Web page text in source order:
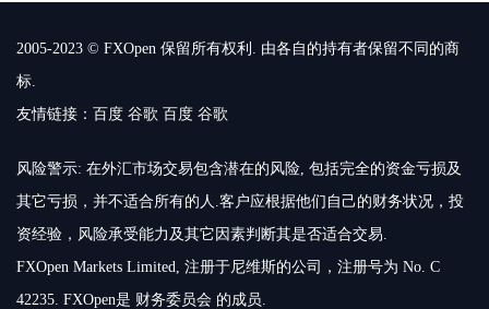
2005-2023 © FXOpen 保留所有权利. 由各自的持有者保留不同的商
标.
友情链接： 百度 谷歌 百度 谷歌
风险警示: 在外汇市场交易包含潜在的风险, 包括完全的资金亏损及
其它亏损，并不适合所有的人.客户应根据他们自己的财务状况，投
资经验，风险承受能力及其它因素判断其是否适合交易.
FXOpen Markets Limited, 注册于尼维斯的公司，注册号为 No. C
42235. FXOpen是 财务委员会 的成员.